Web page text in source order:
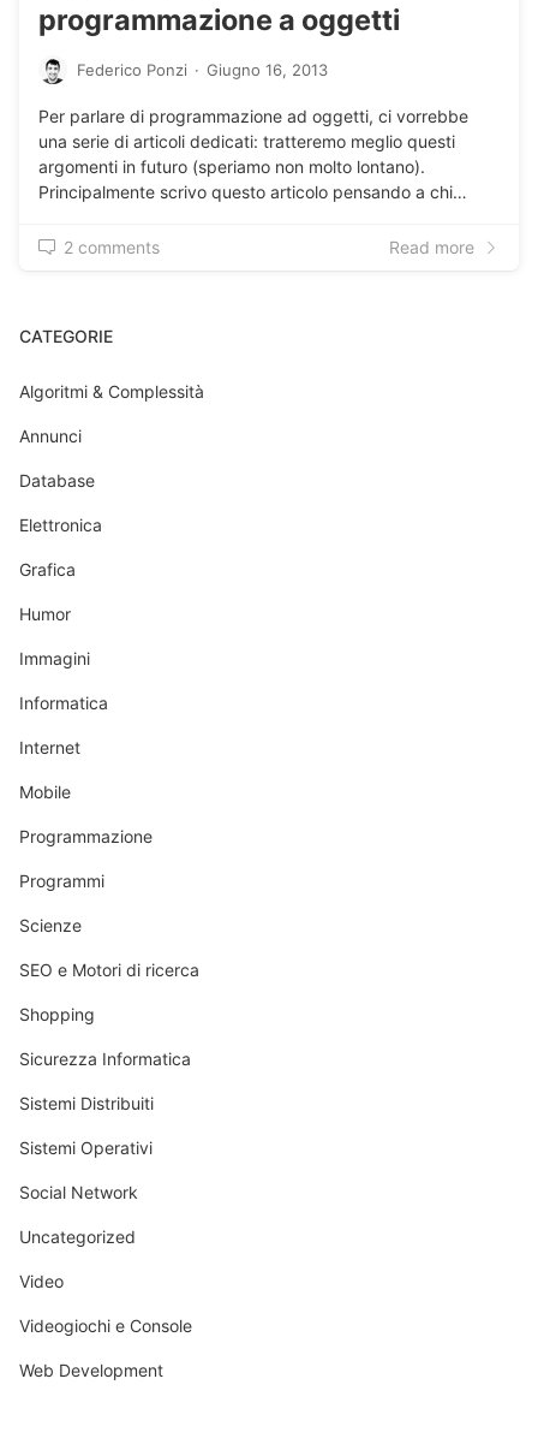
programmazione a oggetti
Federico Ponzi · Giugno 16, 2013
Per parlare di programmazione ad oggetti, ci vorrebbe
una serie di articoli dedicati: tratteremo meglio questi
argomenti in futuro (speriamo non molto lontano).
Principalmente scrivo questo articolo pensando a chi…
2 comments Read more
CATEGORIE
Algoritmi & Complessità
Annunci
Database
Elettronica
Grafica
Humor
Immagini
Informatica
Internet
Mobile
Programmazione
Programmi
Scienze
SEO e Motori di ricerca
Shopping
Sicurezza Informatica
Sistemi Distribuiti
Sistemi Operativi
Social Network
Uncategorized
Video
Videogiochi e Console
Web Development